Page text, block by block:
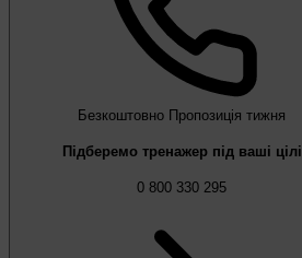
Безкоштовно Пропозиція тижня
Підберемо тренажер під ваші цілі
0 800 330 295